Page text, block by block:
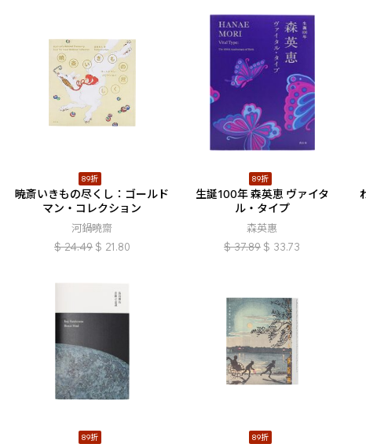
89折
暁斎いきもの尽くし：ゴールド
マン・コレクション
河鍋曉齋
$ 24.49 $ 21.80
89折
生誕100年 森英恵 ヴァイタ
ル・タイプ
森英惠
$ 37.89 $ 33.73
89折 89折